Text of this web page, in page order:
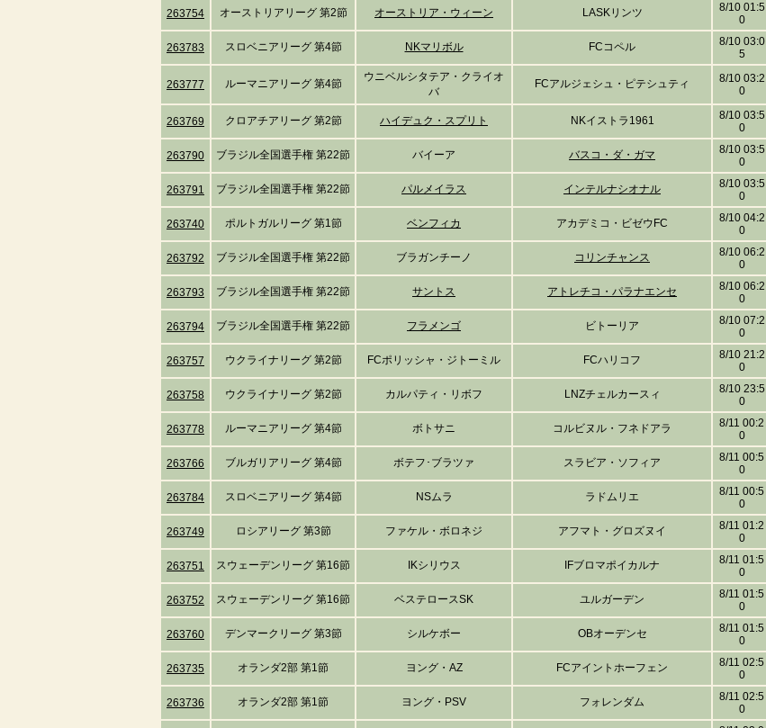
263754 オーストリアリーグ 第2節 オーストリア・ウィーン LASKリンツ
8/10 01:5
0
263783 スロベニアリーグ 第4節 NKマリボル FCコペル
8/10 03:0
5
263777 ルーマニアリーグ 第4節
ウニベルシタテア・クライオ
バ
FCアルジェシュ・ピテシュティ
8/10 03:2
0
263769 クロアチアリーグ 第2節 ハイデュク・スプリト NKイストラ1961
8/10 03:5
0
263790 ブラジル全国選手権 第22節 バイーア バスコ・ダ・ガマ
8/10 03:5
0
263791 ブラジル全国選手権 第22節 パルメイラス インテルナシオナル
8/10 03:5
0
263740 ポルトガルリーグ 第1節 ベンフィカ アカデミコ・ビゼウFC
8/10 04:2
0
263792 ブラジル全国選手権 第22節 ブラガンチーノ コリンチャンス
8/10 06:2
0
263793 ブラジル全国選手権 第22節 サントス アトレチコ・パラナエンセ
8/10 06:2
0
263794 ブラジル全国選手権 第22節 フラメンゴ ビトーリア
8/10 07:2
0
263757 ウクライナリーグ 第2節 FCポリッシャ・ジトーミル FCハリコフ
8/10 21:2
0
263758 ウクライナリーグ 第2節 カルパティ・リボフ LNZチェルカースィ
8/10 23:5
0
263778 ルーマニアリーグ 第4節 ボトサニ コルビヌル・フネドアラ
8/11 00:2
0
263766 ブルガリアリーグ 第4節 ボテフ･ブラツァ スラビア・ソフィア
8/11 00:5
0
263784 スロベニアリーグ 第4節 NSムラ ラドムリエ
8/11 00:5
0
263749 ロシアリーグ 第3節 ファケル・ボロネジ アフマト・グロズヌイ
8/11 01:2
0
263751 スウェーデンリーグ 第16節 IKシリウス IFブロマポイカルナ
8/11 01:5
0
263752 スウェーデンリーグ 第16節 ベステロースSK ユルガーデン
8/11 01:5
0
263760 デンマークリーグ 第3節 シルケボー OBオーデンセ
8/11 01:5
0
263735 オランダ2部 第1節 ヨング・AZ FCアイントホーフェン
8/11 02:5
0
263736 オランダ2部 第1節 ヨング・PSV フォレンダム
8/11 02:5
0